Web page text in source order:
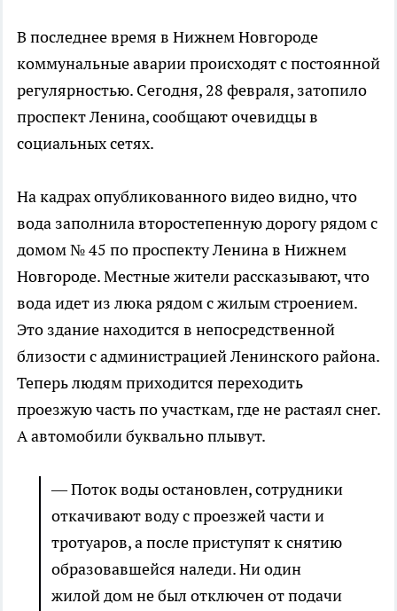
В последнее время в Нижнем Новгороде
коммунальные аварии происходят с постоянной
регулярностью. Сегодня, 28 февраля, затопило
проспект Ленина, сообщают очевидцы в
социальных сетях.
На кадрах опубликованного видео видно, что
вода заполнила второстепенную дорогу рядом с
домом № 45 по проспекту Ленина в Нижнем
Новгороде. Местные жители рассказывают, что
вода идет из люка рядом с жилым строением.
Это здание находится в непосредственной
близости с администрацией Ленинского района.
Теперь людям приходится переходить
проезжую часть по участкам, где не растаял снег.
А автомобили буквально плывут.
— Поток воды остановлен, сотрудники
откачивают воду с проезжей части и
тротуаров, а после приступят к снятию
образовавшейся наледи. Ни один
жилой дом не был отключен от подачи